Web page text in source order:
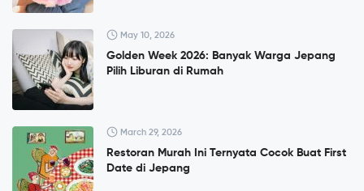
May 10, 2026
Golden Week 2026: Banyak Warga Jepang
Pilih Liburan di Rumah
March 29, 2026
Restoran Murah Ini Ternyata Cocok Buat First
Date di Jepang